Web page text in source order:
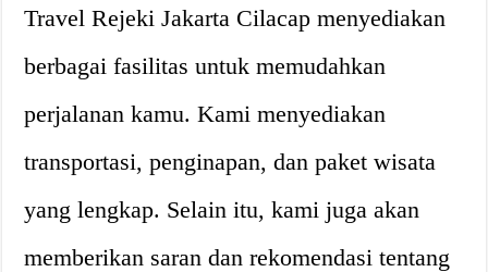
Travel Rejeki Jakarta Cilacap menyediakan
berbagai fasilitas untuk memudahkan
perjalanan kamu. Kami menyediakan
transportasi, penginapan, dan paket wisata
yang lengkap. Selain itu, kami juga akan
memberikan saran dan rekomendasi tentang